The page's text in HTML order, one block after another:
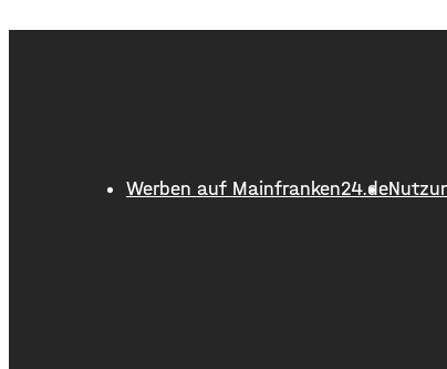
Grünen im Bayerischen Landtag
So sollen unter anderem
Werben auf Mainfranken24.de